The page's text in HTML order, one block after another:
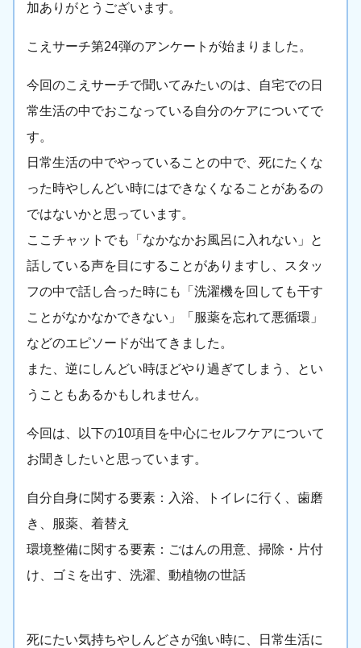
加ありがとうございます。
こえサーチ第24弾のアンケートが始まりました。
今回のこえサーチで聞いてみたいのは、自宅での日
常生活の中でおこなっている自分のケアについてで
す。
日常生活の中でやっていることの中で、死にたくな
った時やしんどい時にはできなくなることがあるの
ではないかと思っています。
ここチャットでも「なかなかお風呂に入れない」と
話している声を目にすることがありますし、スタッ
フの中で話し合った時にも「洗濯機を回しても干す
ことがなかなかできない」「服薬を忘れて悪循環」
などのエピソードが出てきました。
また、逆にしんどい時ほどやり過ぎてしまう、とい
うこともあるかもしれません。
今回は、以下の10項目を中心にセルフケアについて
お聞きしたいと思っています。
自分自身に関する要素：入浴、トイレに行く、歯磨
き、服薬、着替え
環境整備に関する要素：ごはんの用意、掃除・片付
け、ゴミを出す、洗濯、動植物の世話
死にたい気持ちやしんどさが強い時に、日常生活に